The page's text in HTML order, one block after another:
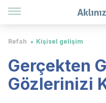
Refah Kişisel gelişim
Gerçekten
Gözlerinizi